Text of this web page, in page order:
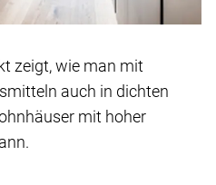
zeigt, wie man mit
auch in dichten
mit hoher